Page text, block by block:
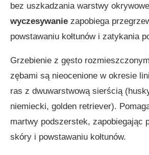
bez uszkadzania warstwy
wyczesywanie zapobiega
powstawaniu kołtunów i zatykania
Grzebienie z gęsto
zębami są nieocenione w okresie
ras z dwuwarstwową sierścią
niemiecki, golden retriever).
martwy podszerstek, zapobiegając
skóry i powstawaniu kołtunów.